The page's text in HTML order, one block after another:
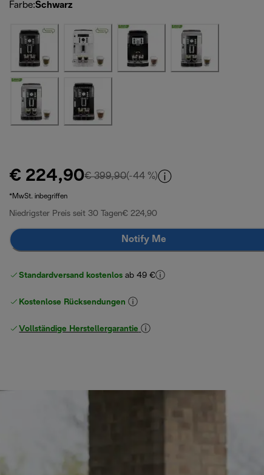
Farbe:Schwarz
€ 224,90€ 399,90Originalpreis € 399,90
(-44 %)
*MwSt. inbegriffen
Niedrigster Preis seit 30 Tagen€ 224,90
Notify Me
Standardversand kostenlos ab 49 €
Kostenlose Rücksendungen
Vollständige Herstellergarantie